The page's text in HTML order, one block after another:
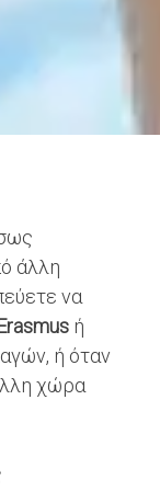
άλλη
να
ή
ή όταν
χώρα